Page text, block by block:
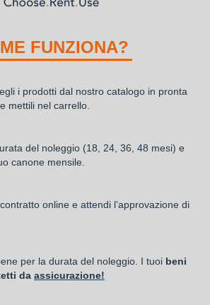
FUNZIONA?
i prodotti dal nostro catalogo in pronta
mettili nel carrello.
del noleggio (18, 24, 36, 48 mesi) e
canone mensile.
online e attendi l’approvazione di
per la durata del noleggio. I tuoi beni
da assicurazione!